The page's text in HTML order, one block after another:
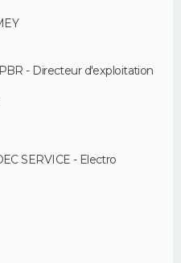
- Directeur d'exploitation
SERVICE - Electro